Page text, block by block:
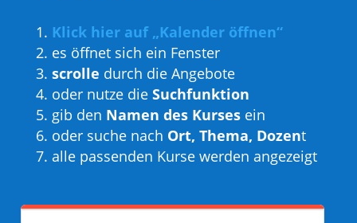
Klick hier auf „Kalender öffnen“
es öffnet sich ein Fenster
scrolle durch die Angebote
oder nutze die Suchfunktion
gib den Namen des Kursesein
oder suche nach Ort, Thema, Dozent
alle passenden Kurse werden angezeigt